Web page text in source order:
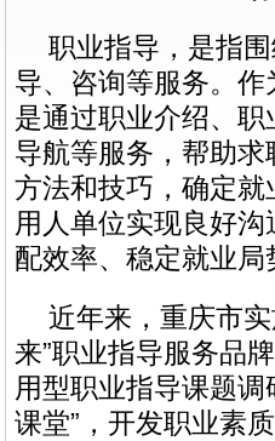
职业指导，是指
导、咨询等服务。
是通过职业介绍、
导航等服务，帮助
方法和技巧，确定
用人单位实现良好
配效率、稳定就业
近年来，重庆市
来”职业指导服务品
用型职业指导课题
课堂”，开发职业素